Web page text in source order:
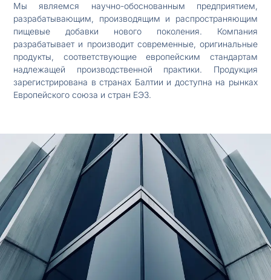
Мы являемся научно-обоснованным предприятием,
разрабатывающим, производящим и распространяющим
пищевые добавки нового поколения. Компания
разрабатывает и производит современные, оригинальные
продукты, соответствующие европейским стандартам
надлежащей производственной практики. Продукция
зарегистрирована в странах Балтии и доступна на рынках
Европейского союза и стран ЕЭЗ.